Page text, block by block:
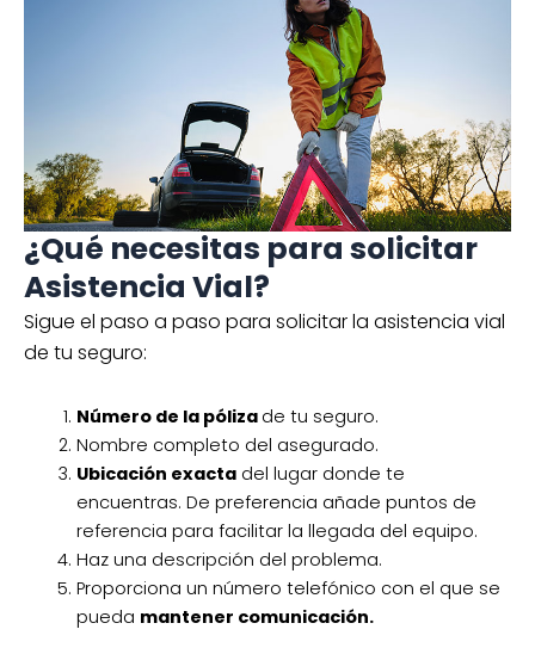
¿Qué necesitas para solicitar
Asistencia Vial?
Sigue el paso a paso para solicitar la asistencia vial
de tu seguro:
Número de la póliza de tu seguro.
Nombre completo del asegurado.
Ubicación exactadel lugar donde te
encuentras. De preferencia añade puntos de
referencia para facilitar la llegada del equipo.
Haz una descripción del problema.
Proporciona un número telefónico con el que se
pueda mantener comunicación.